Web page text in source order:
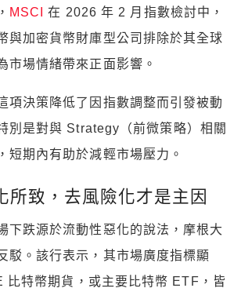
MSCI
在 2026 年 2 月指數檢討中，
與加密貨幣財庫型公司排除於其全球
市場情緒帶來正面影響。
項決策降低了因指數調整而引發被動
別是對與 Strategy（前微策略）相關
短期內有助於減輕市場壓力。
所致，去風險化才是主因
下跌源於流動性惡化的說法，摩根大
駁。該行表示，其市場廣度指標顯
比特幣期貨，或主要比特幣 ETF，皆